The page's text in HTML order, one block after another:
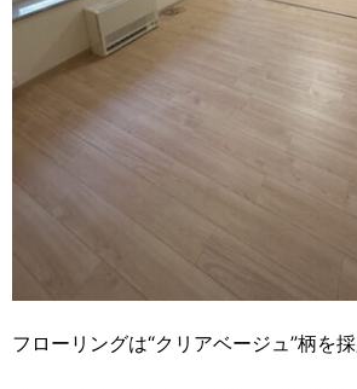
フローリングは“クリアベージュ”柄を採